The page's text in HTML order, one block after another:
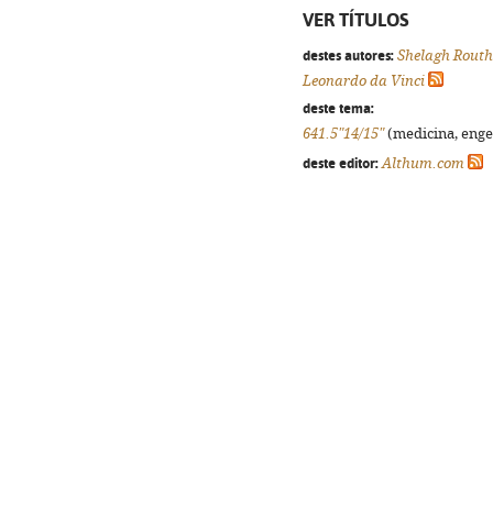
VER TÍTULOS
destes autores: Shelagh Routh
Leonardo da Vinci
deste tema:
641.5"14/15"(medicina,
deste editor: Althum.com